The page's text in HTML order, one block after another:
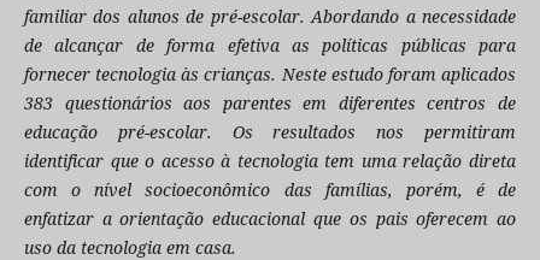
familiar dos alunos de pré-escolar. Abordando a necessidade
de alcançar de forma efetiva as políticas públicas para
fornecer tecnologia às crianças. Neste estudo foram aplicados
383 questionários aos parentes em diferentes centros de
educação pré-escolar. Os resultados nos permitiram
identificar que o acesso à tecnologia tem uma relação direta
com o nível socioeconômico das famílias, porém, é de
enfatizar a orientação educacional que os pais oferecem ao
uso da tecnologia em casa.